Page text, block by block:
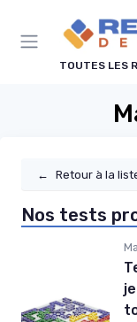
TOUTES LES
← Retour à la
Nos tests